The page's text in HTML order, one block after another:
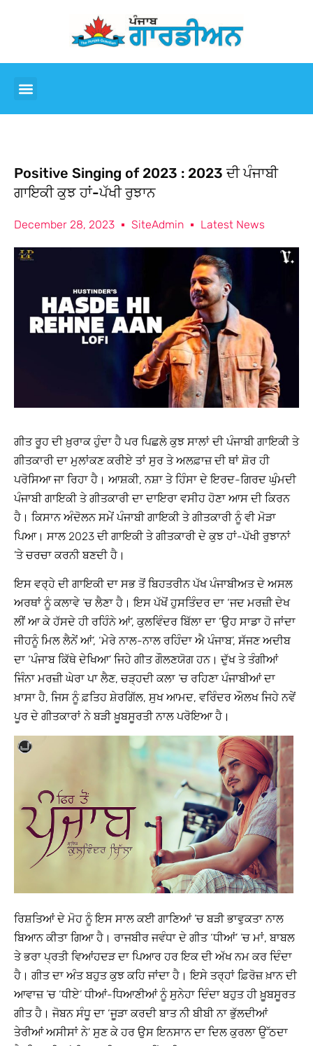
Positive Singing of 2023 : 2023 ਦੀ ਪੰਜਾਬੀ
ਗਾਇਕੀ ਕੁਝ ਹਾਂ-ਪੱਖੀ ਰੁਝਾਨ
December 28, 2023 SiteAdmin Latest News
ਗੀਤ ਰੂਹ ਦੀ ਖ਼ੁਰਾਕ ਹੁੰਦਾ ਹੈ ਪਰ ਪਿਛਲੇ ਕੁਝ ਸਾਲਾਂ ਦੀ ਪੰਜਾਬੀ ਗਾਇਕੀ ਤੇ
ਗੀਤਕਾਰੀ ਦਾ ਮੁਲਾਂਕਣ ਕਰੀਏ ਤਾਂ ਸੁਰ ਤੇ ਅਲਫ਼ਾਜ਼ ਦੀ ਥਾਂ ਸ਼ੋਰ ਹੀ
ਪਰੋਸਿਆ ਜਾ ਰਿਹਾ ਹੈ। ਆਸ਼ਕੀ, ਨਸ਼ਾ ਤੇ ਹਿੰਸਾ ਦੇ ਇਰਦ-ਗਿਰਦ ਘੁੰਮਦੀ
ਪੰਜਾਬੀ ਗਾਇਕੀ ਤੇ ਗੀਤਕਾਰੀ ਦਾ ਦਾਇਰਾ ਵਸੀਹ ਹੋਣਾ ਆਸ ਦੀ ਕਿਰਨ
ਹੈ। ਕਿਸਾਨ ਅੰਦੋਲਨ ਸਮੇਂ ਪੰਜਾਬੀ ਗਾਇਕੀ ਤੇ ਗੀਤਕਾਰੀ ਨੂੰ ਵੀ ਮੋੜਾ
ਪਿਆ। ਸਾਲ 2023 ਦੀ ਗਾਇਕੀ ਤੇ ਗੀਤਕਾਰੀ ਦੇ ਕੁਝ ਹਾਂ-ਪੱਖੀ ਰੁਝਾਨਾਂ
’ਤੇ ਚਰਚਾ ਕਰਨੀ ਬਣਦੀ ਹੈ।
ਇਸ ਵਰ੍ਹੇ ਦੀ ਗਾਇਕੀ ਦਾ ਸਭ ਤੋਂ ਬਿਹਤਰੀਨ ਪੱਖ ਪੰਜਾਬੀਅਤ ਦੇ ਅਸਲ
ਅਰਥਾਂ ਨੂੰ ਕਲਾਵੇ ’ਚ ਲੈਣਾ ਹੈ। ਇਸ ਪੱਖੋਂ ਹੁਸਤਿੰਦਰ ਦਾ ‘ਜਦ ਮਰਜ਼ੀ ਦੇਖ
ਲੀਂ ਆ ਕੇ ਹੱਸਦੇ ਹੀ ਰਹਿੰਨੇ ਆਂ’, ਕੁਲਵਿੰਦਰ ਬਿੱਲਾ ਦਾ ‘ਉਹ ਸਾਡਾ ਹੋ ਜਾਂਦਾ
ਜੀਹਨੂੰ ਮਿਲ ਲੈਨੇਂ ਆਂ’, ‘ਮੇਰੇ ਨਾਲ-ਨਾਲ ਰਹਿੰਦਾ ਐ ਪੰਜਾਬ’, ਸੱਜਣ ਅਦੀਬ
ਦਾ ‘ਪੰਜਾਬ ਕਿੱਥੇ ਦੇਖਿਆ’ ਜਿਹੇ ਗੀਤ ਗੌਲਣਯੋਗ ਹਨ। ਦੁੱਖ ਤੇ ਤੰਗੀਆਂ
ਜਿੰਨਾ ਮਰਜ਼ੀ ਘੇਰਾ ਪਾ ਲੈਣ, ਚੜ੍ਹਦੀ ਕਲਾ ’ਚ ਰਹਿਣਾ ਪੰਜਾਬੀਆਂ ਦਾ
ਖ਼ਾਸਾ ਹੈ, ਜਿਸ ਨੂੰ ਫ਼ਤਿਹ ਸ਼ੇਰਗਿੱਲ, ਸੁਖ ਆਮਦ, ਵਰਿੰਦਰ ਔਲਖ ਜਿਹੇ ਨਵੇਂ
ਪੂਰ ਦੇ ਗੀਤਕਾਰਾਂ ਨੇ ਬੜੀ ਖ਼ੂਬਸੂਰਤੀ ਨਾਲ ਪਰੋਇਆ ਹੈ।
ਰਿਸ਼ਤਿਆਂ ਦੇ ਮੋਹ ਨੂੰ ਇਸ ਸਾਲ ਕਈ ਗਾਣਿਆਂ ’ਚ ਬੜੀ ਭਾਵੁਕਤਾ ਨਾਲ
ਬਿਆਨ ਕੀਤਾ ਗਿਆ ਹੈ। ਰਾਜਬੀਰ ਜਵੰਧਾ ਦੇ ਗੀਤ ‘ਧੀਆਂ’ ’ਚ ਮਾਂ, ਬਾਬਲ
ਤੇ ਭਰਾ ਪ੍ਰਤੀ ਵਿਆਂਹਦੜ ਦਾ ਪਿਆਰ ਹਰ ਇਕ ਦੀ ਅੱਖ ਨਮ ਕਰ ਦਿੰਦਾ
ਹੈ। ਗੀਤ ਦਾ ਅੰਤ ਬਹੁਤ ਕੁਝ ਕਹਿ ਜਾਂਦਾ ਹੈ। ਇਸੇ ਤਰ੍ਹਾਂ ਫ਼ਿਰੋਜ਼ ਖ਼ਾਨ ਦੀ
ਆਵਾਜ਼ ’ਚ ‘ਧੀਏ’ ਧੀਆਂ-ਧਿਆਣੀਆਂ ਨੂੰ ਸੁਨੇਹਾ ਦਿੰਦਾ ਬਹੁਤ ਹੀ ਖ਼ੂਬਸੂਰਤ
ਗੀਤ ਹੈ। ਜੋਬਨ ਸੰਧੂ ਦਾ ‘ਜੂੜਾ ਕਰਦੀ ਬਾਤ ਨੀ ਬੀਬੀ ਨਾ ਭੁੱਲਦੀਆਂ
ਤੇਰੀਆਂ ਅਸੀਸਾਂ ਨੇ’ ਸੁਣ ਕੇ ਹਰ ਉਸ ਇਨਸਾਨ ਦਾ ਦਿਲ ਕੁਰਲਾ ਉੱਠਦਾ